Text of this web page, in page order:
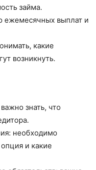
займа.
ежемесячных выплат и
какие
возникнуть.
знать, что
необходимо
и какие